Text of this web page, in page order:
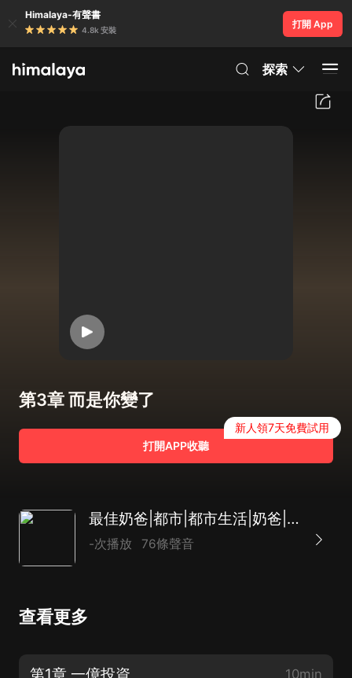
Himalaya-有聲書
4.8k 安裝
打開 App
探索
第3章 而是你變了
打開APP收聽
新人領7天免費試用
最佳奶爸|都市|都市生活|奶爸|女婿文|AI專輯
-次播放 76條聲音
查看更多
第1章 一億投資 10min